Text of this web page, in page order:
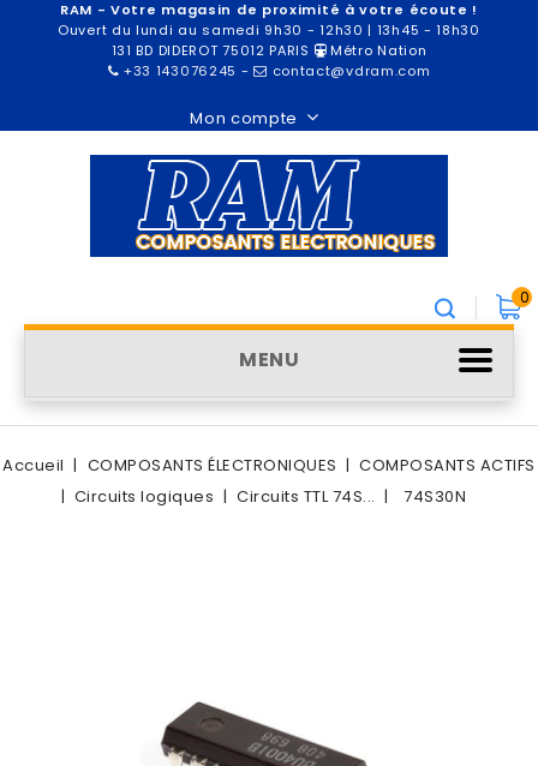
RAM - Votre magasin de proximité à votre écoute !
Ouvert du lundi au samedi 9h30 - 12h30 | 13h45 - 18h30
131 BD DIDEROT 75012 PARIS
Métro Nation
+33 143076245 - contact@vdram.com
Mon compte
0
MENU
Accueil COMPOSANTS ÉLECTRONIQUES
COMPOSANTS ACTIFS
Circuits logiques
Circuits TTL 74S... 74S30N